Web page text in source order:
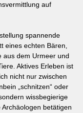
auf
spannende
eines echten Bären,
aus dem Urmeer und
Aktives Erleben ist
nicht nur zwischen
„schnitzen“ oder
wissbegierige
betätigen